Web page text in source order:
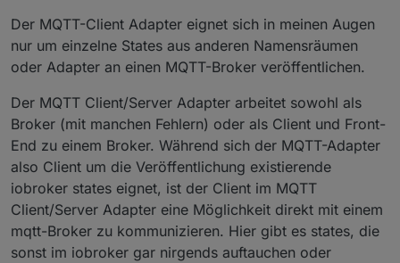
sollte hier der Idealfall beschrieben werden.
Und soooo tief wird da kein Einsteiger lesen wollen
und es auch in der Doku nicht stehen werden.
Da kommt das Prinzip rein. Und bei einem Broker
kann man davon ausgehen, dass die Daten von
extern kommen.
Konfiguration jeden einzelnen States sowieso den
MQTT-Client Adapter nehemn würde wenn es um
einen Cleint geht ist eine andere Sache
Der MQTT-Client Adapter eignet sich in meinen Augen
nur um einzelne States aus anderen Namensräumen
oder Adapter an einen MQTT-Broker veröffentlichen.
Der MQTT Client/Server Adapter arbeitet sowohl als
Broker (mit manchen Fehlern) oder als Client und Front-
End zu einem Broker. Während sich der MQTT-Adapter
also Client um die Veröffentlichung existierende
iobroker states eignet, ist der Client im MQTT
Client/Server Adapter eine Möglichkeit direkt mit einem
mqtt-Broker zu kommunizieren. Hier gibt es states, die
sonst im iobroker gar nirgends auftauchen oder